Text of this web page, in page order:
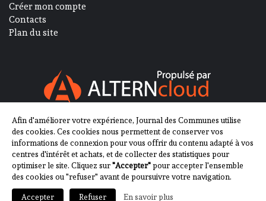
Créer mon compte
Contacts
Plan du site
SUIVEZ-NOUS SUR
2013-2023 - Journal des Communes ©
Afin d'améliorer votre expérience, Journal des Communes utilise
des cookies. Ces cookies nous permettent de conserver vos
informations de connexion pour vous offrir du contenu adapté à vos
centres d'intérêt et achats, et de collecter des statistiques pour
optimiser le site. Cliquez sur"Accepter"pour accepter l'ensemble
des cookies ou "refuser" avant de poursuivre votre navigation.
Accepter Refuser En savoir plus